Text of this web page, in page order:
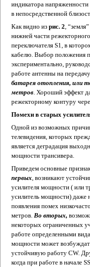
индикатора
в непосредственной
Как видно изрис. 2 ,
нижней части
переключателя S1, в
кабелю. Выбор положения
экспериментально,
работе антенны на передачу.
батарея отопления, или
метров . Хороший эффект
режекторному контуру
Помехи в старых
Одной из возможных
телевидения, которых
является деградация
мощности трансивера.
Приведем основные
первых , возникают
усилителя мощности ( или
усилитель мощности) даже
появления помех
метров. Во вторых,
некоторых ограниченных
работе определенными
мощности может
устойчивую работу CW.
когда при работе в начале